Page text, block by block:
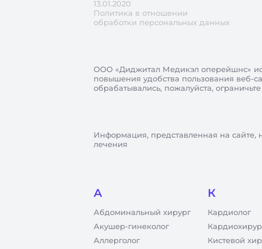
13.01.2020
Политика в отношении
обработки персональных данных
ООО «Диджитал Медикэл оперейшнс»
повышения удобства пользования веб-
обрабатывались, пожалуйста,
Информация, представленная на сайте,
лечения
А
Абдоминальный хирург
Акушер-гинеколог
Аллерголог
К
Кардиолог
Кистевой